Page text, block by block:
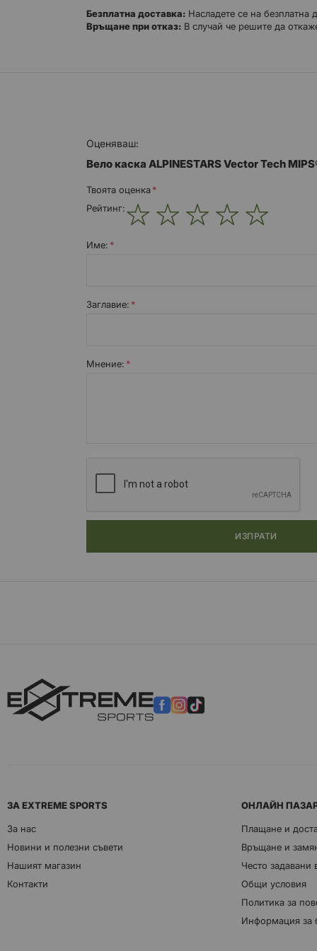
Безплатна доставка: Насладете се на безплатна
Връщане при отказ: В случай че решите да
Оценяваш:
Вело каска ALPINESTARS Vector Tech
Твоята оценка
Рейтинг:
Име:
Заглавиe:
Мнение:
ИЗПРАТИ
ЗА EXTREME SPORTS
За нас
Новини и полезни съвети
Нашият магазин
Контакти
ОНЛАЙН
Плащане и
Връщане и
Често задавани
Общи условия
Политика за
Информация за